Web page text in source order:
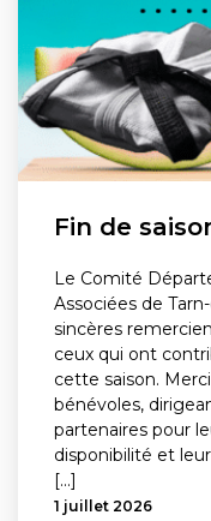
Fin de
Le Comité
Associées de
sincères
ceux qui ont
cette saison.
bénévoles,
partenaires pour
disponibilité et
[...]
1 juillet 2026